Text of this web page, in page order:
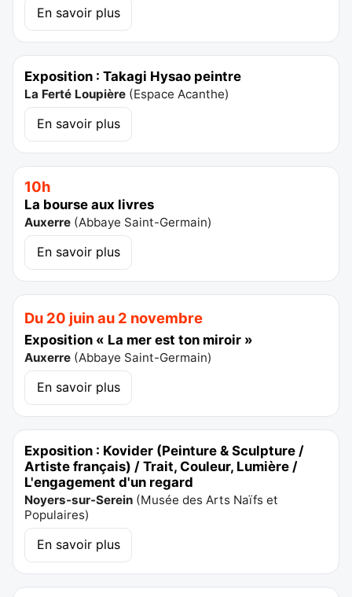
En savoir plus
Exposition : Takagi Hysao peintre
La Ferté Loupière (Espace Acanthe)
En savoir plus
10h
La bourse aux livres
Auxerre (Abbaye Saint-Germain)
En savoir plus
Du 20 juin au 2 novembre
Exposition « La mer est ton miroir »
Auxerre (Abbaye Saint-Germain)
En savoir plus
Exposition : Kovider (Peinture & Sculpture /
Artiste français) / Trait, Couleur, Lumière /
L'engagement d'un regard
Noyers-sur-Serein (Musée des Arts Naïfs et
Populaires)
En savoir plus